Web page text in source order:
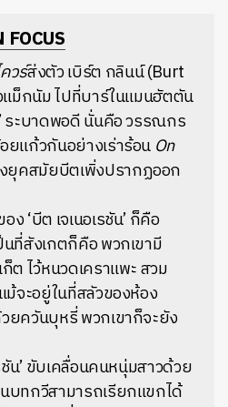
FOCUS
วร์ส่งตัว เบิร์ต กลินน์ (Burt
ม็กนัม ไปที่บาร์ในแมนฮัตตัน
ระบาดพอดี นั่นคือ วรรณกร
แก้วกันอย่างเร่าร้อน On
คสมัยบีตเพิ่งปรากฏออก
‘บีต เจเนอเรชัน’ ก็คือ
ที่สังเกตก็คือ พวกเขามี
ต ไว้หนวดเคราแพะ สวม
ม้จะอยู่ในที่สลัวของห้อง
ยควันบุหรี่ พวกเขาก็จะยัง
ชัน’ ขับเคลื่อนคนหนุ่มสาวด้วย
บทกวีสามารถเรียกแขกได้